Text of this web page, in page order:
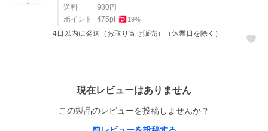
送料
980 円
ポイント
475pt 19%
4日以内に発送（お取り寄せ販売）（休業日を除く）
現在レビューはありません
この製品のレビューを投稿しませんか？